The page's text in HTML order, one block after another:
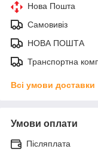
Нова Пошта
Самовивіз
НОВА ПОШТА
Транспортна
Всі умови доставки
Умови оплати
Післяплата